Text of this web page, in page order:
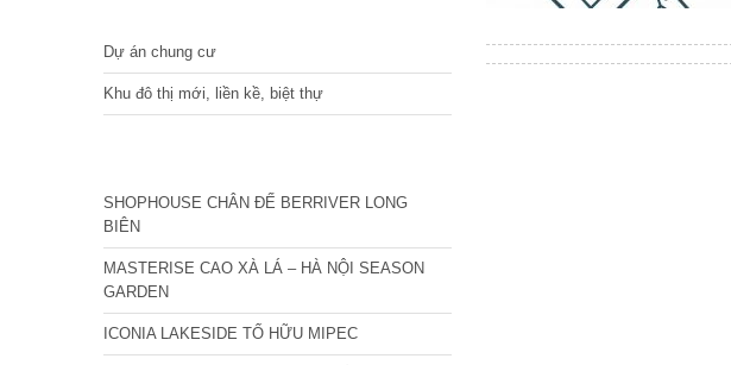
Dự án chung cư
Khu đô thị mới, liền kề, biệt thự
SHOPHOUSE CHÂN ĐẾ BERRIVER LONG
BIÊN
MASTERISE CAO XÀ LÁ – HÀ NỘI SEASON
GARDEN
ICONIA LAKESIDE TỐ HỮU MIPEC